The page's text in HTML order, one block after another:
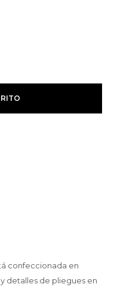
confeccionada en
detalles de pliegues en